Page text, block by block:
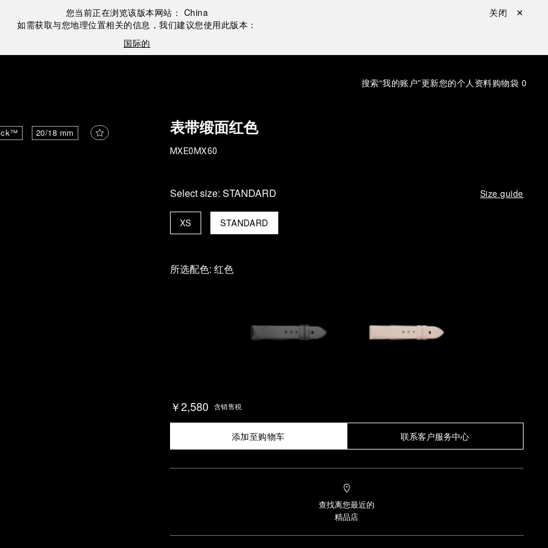
您当前正在浏览该版本网站： China
如需获取与您地理位置相关的信息，我们建议您使用此版本：
国际的
关闭 ✕
搜索“我的账户”更新您的个人资料购物袋 0
20/18 mm 表带缎面红色
MXE0MX60
Select size: STANDARD Size guide
STANDARD
XS
所选配色: 红色
￥2,580 含销售税
添加至购物车 联系客户服务中心
查找离您最近的
精品店